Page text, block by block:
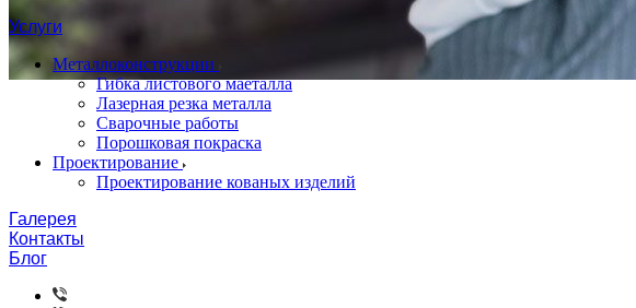
Услуги
Металлоконструкции
Гибка листового маеталла
Лазерная резка металла
Сварочные работы
Порошковая покраска
Проектирование
Проектирование кованых изделий
Галерея
Контакты
Блог